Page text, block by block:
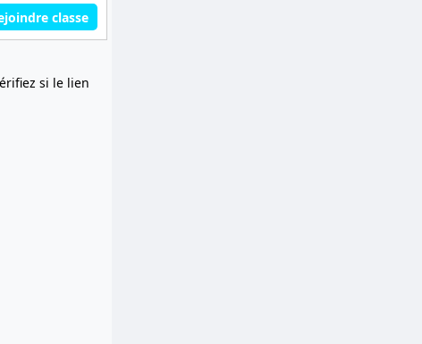
classe
si le lien